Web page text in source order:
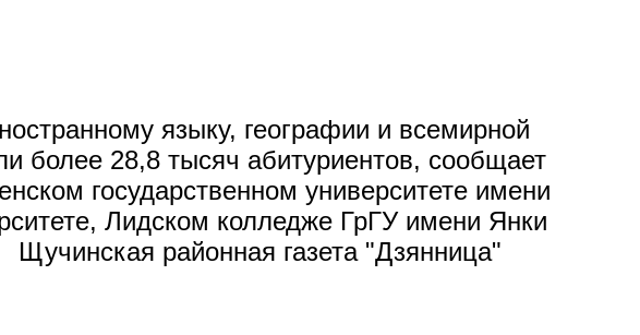
языку, географии и всемирной
более 28,8 тысяч абитуриентов, сообщает
государственном университете имени
Лидском колледже ГрГУ имени Янки
районная газета "Дзянница"